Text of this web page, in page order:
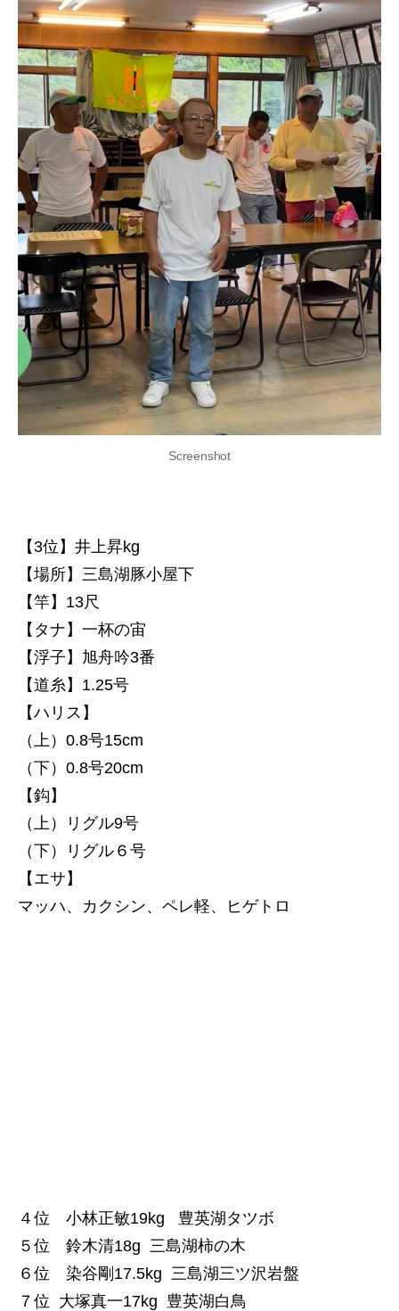
Screenshot
【3位】井上昇kg
【場所】三島湖豚小屋下
【竿】13尺
【タナ】一杯の宙
【浮子】旭舟吟3番
【道糸】1.25号
【ハリス】
（上）0.8号15cm
（下）0.8号20cm
【鈎】
（上）リグル9号
（下）リグル６号
【エサ】
マッハ、カクシン、ペレ軽、ヒゲトロ
４位 小林正敏19kg 豊英湖タツボ
５位 鈴木清18g 三島湖柿の木
６位 染谷剛17.5kg 三島湖三ツ沢岩盤
７位 大塚真一17kg 豊英湖白鳥